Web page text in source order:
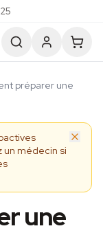
préparer une
un médecin si
une